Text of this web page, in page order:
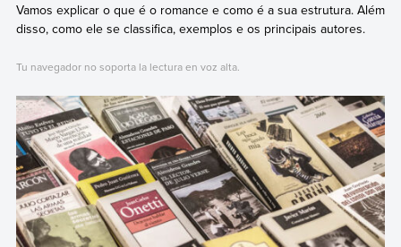
Vamos explicar o que é o romance e como é a sua estrutura. Além
disso, como ele se classifica, exemplos e os principais autores.
Tu navegador no soporta la lectura en voz alta.